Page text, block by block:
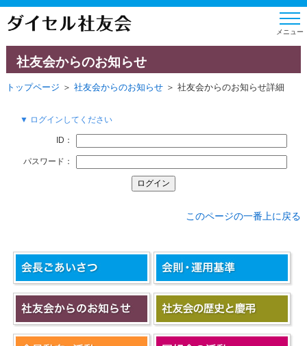
社友会からのお知らせ
トップページ ＞ 社友会からのお知らせ＞ 社友会からのお知らせ詳細
▼ ログインしてください
ID：
パスワード：
このページの一番上に戻る